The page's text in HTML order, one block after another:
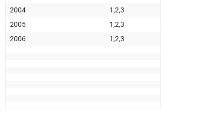
2004
1,2,3
2005
1,2,3
2006
1,2,3